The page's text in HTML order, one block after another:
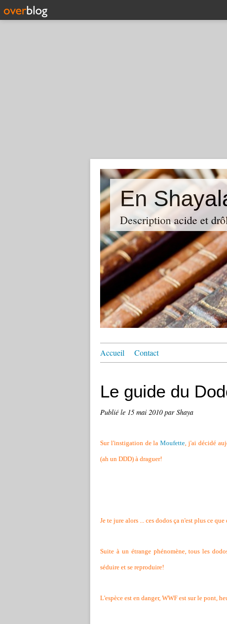
En
Description acide et
Accueil Contact
Le guide du
Publié le 15 mai 2010par Shaya
Sur l'instigation de laMoufette, j'ai décidé
(ah un DDD) à draguer!
Je te jure alors ... ces dodos ça n'est plus ce que
Suite à un étrange phénomène, tous les
séduire et se reproduire!
L'espèce est en danger, WWF est sur le pont,